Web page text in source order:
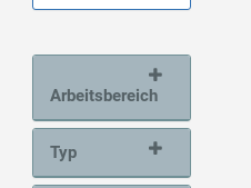
Arbeitsbereich
Typ